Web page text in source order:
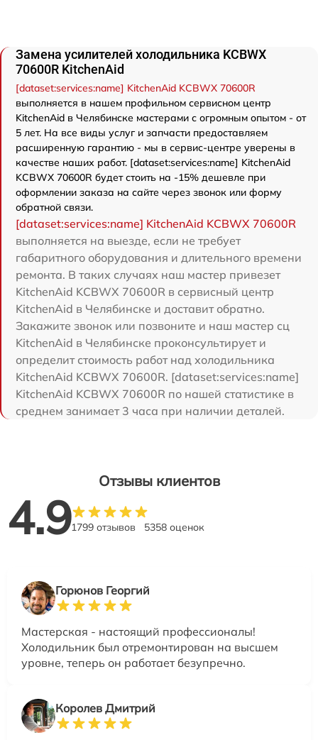
Замена усилителей холодильника KCBWX
70600R KitchenAid
[dataset:services:name] KitchenAid KCBWX 70600R
выполняется в нашем профильном сервисном центр
KitchenAid в Челябинске мастерами с огромным опытом - от
5 лет. На все виды услуг и запчасти предоставляем
расширенную гарантию - мы в сервис-центре уверены в
качестве наших работ. [dataset:services:name] KitchenAid
KCBWX 70600R будет стоить на -15% дешевле при
оформлении заказа на сайте через звонок или форму
обратной связи.
[dataset:services:name] KitchenAid KCBWX 70600R
выполняется на выезде, если не требует
габаритного оборудования и длительного времени
ремонта. В таких случаях наш мастер привезет
KitchenAid KCBWX 70600R в сервисный центр
KitchenAid в Челябинске и доставит обратно.
Закажите звонок или позвоните и наш мастер сц
KitchenAid в Челябинске проконсультирует и
определит стоимость работ над холодильника
KitchenAid KCBWX 70600R. [dataset:services:name]
KitchenAid KCBWX 70600R по нашей статистике в
среднем занимает 3 часа при наличии деталей.
Отзывы клиентов
4.91799 отзывов 5358 оценок
Горюнов Георгий
Мастерская - настоящий профессионалы!
Холодильник был отремонтирован на высшем
уровне, теперь он работает безупречно.
Королев Дмитрий